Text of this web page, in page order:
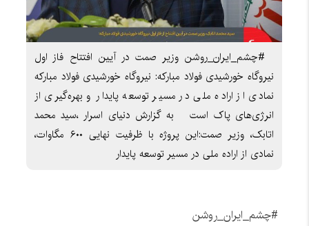
#چشم_ایران_روشن وزیر صمت در آیین افتتاح فاز اول
نیروگاه خورشیدی فولاد مبارکه: نیروگاه خورشیدی فولاد مبارکه
نمادی از اراده ملی در مسیر توسعه پایدار و بهره‌گیری از
انرژی‌های پاک است به گزارش دنیای اسرار ،سید محمد
اتابک، وزیر صمت:این پروژه با ظرفیت نهایی ۶۰۰ مگاوات،
نمادی از اراده ملی در مسیر توسعه پایدار
#چشم_ایران_روشن